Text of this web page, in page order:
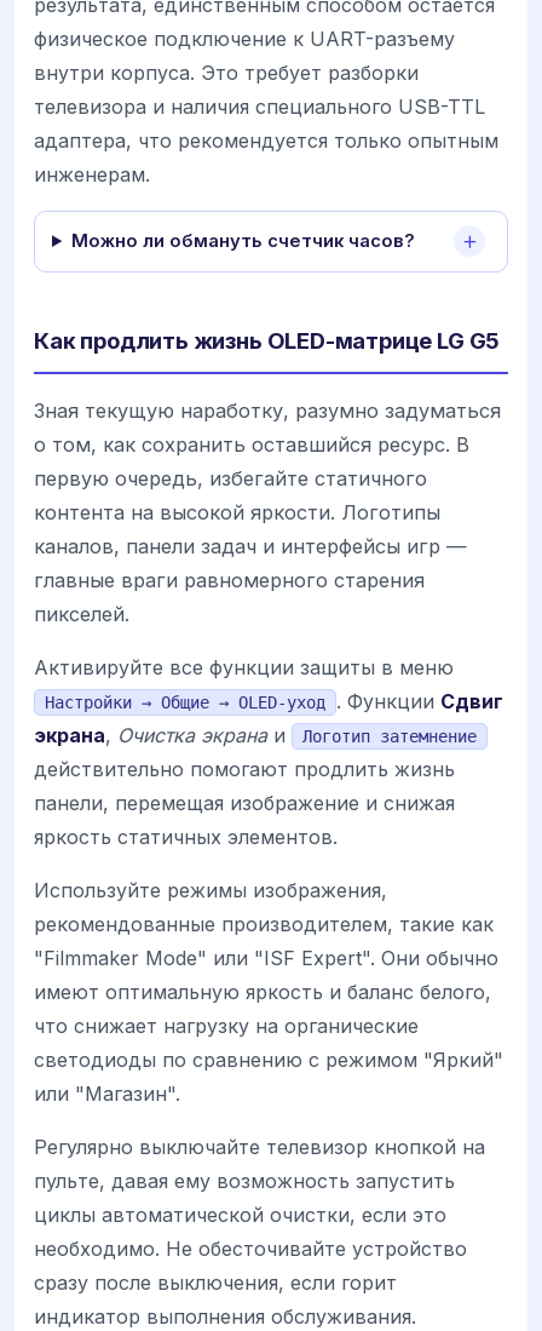
физическое подключение к UART-разъему
внутри корпуса. Это требует разборки
телевизора и наличия специального USB-TTL
адаптера, что рекомендуется только опытным
инженерам.
Можно ли обмануть счетчик часов?
Как продлить жизнь OLED-матрице LG G5
Зная текущую наработку, разумно задуматься
о том, как сохранить оставшийся ресурс. В
первую очередь, избегайте статичного
контента на высокой яркости. Логотипы
каналов, панели задач и интерфейсы игр —
главные враги равномерного старения
пикселей.
Активируйте все функции защиты в меню
Настройки → Общие → OLED-уход . Функции Сдвиг
экрана, Очистка экранаи Логотип затемнение
действительно помогают продлить жизнь
панели, перемещая изображение и снижая
яркость статичных элементов.
Используйте режимы изображения,
рекомендованные производителем, такие как
"Filmmaker Mode" или "ISF Expert". Они обычно
имеют оптимальную яркость и баланс белого,
что снижает нагрузку на органические
светодиоды по сравнению с режимом "Яркий"
или "Магазин".
Регулярно выключайте телевизор кнопкой на
пульте, давая ему возможность запустить
циклы автоматической очистки, если это
необходимо. Не обесточивайте устройство
сразу после выключения, если горит
индикатор выполнения обслуживания.